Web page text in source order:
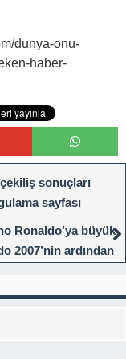
dunya-onu-
haber-
sonuçları
sayfası
Ronaldo’ya büyük
2007’nin ardından